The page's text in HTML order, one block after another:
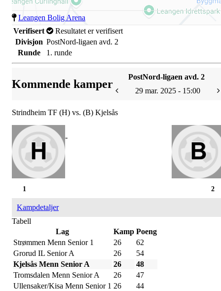
Leangen Bolig Arena
Verifisert
Resultatet er verifisert
Divisjon PostNord-ligaen avd. 2
Runde
1. runde
Kommende kamper
PostNord-ligaen avd. 2
29 mar. 2025 - 15:00
Strindheim TF (H) vs. (B) Kjelsås
-
2
1
Kampdetaljer
Tabell
Lag
Kamp Poeng
Strømmen Menn Senior 1
26
62
Grorud IL Senior A
26
54
Kjelsås Menn Senior A
26
48
Tromsdalen Menn Senior A
26
47
Ullensaker/Kisa Menn Senior 1 26
44